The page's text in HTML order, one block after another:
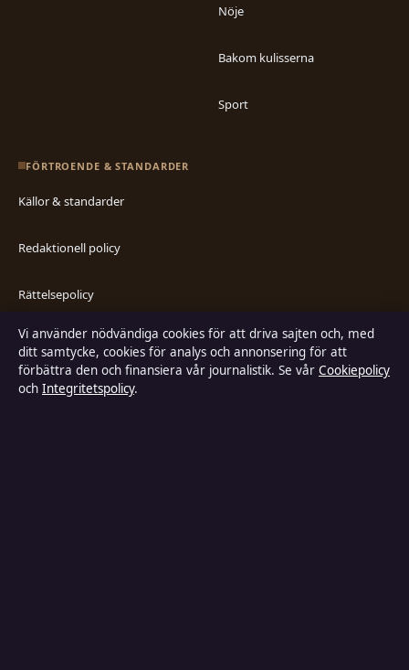
Nöje
Bakom kulisserna
Sport
FÖRTROENDE & STANDARDER
Källor & standarder
Redaktionell policy
Rättelsepolicy
Faktagranskningspolicy
Ägande & finansiering
Vi använder nödvändiga cookies för att driva sajten och, med
ditt samtycke, cookies för analys och annonsering för att
förbättra den och finansiera vår journalistik. Se vår Cookiepolicy
och Integritetspolicy.